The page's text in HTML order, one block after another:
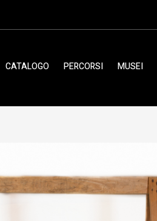
CATALOGO PERCORSI MUSEI